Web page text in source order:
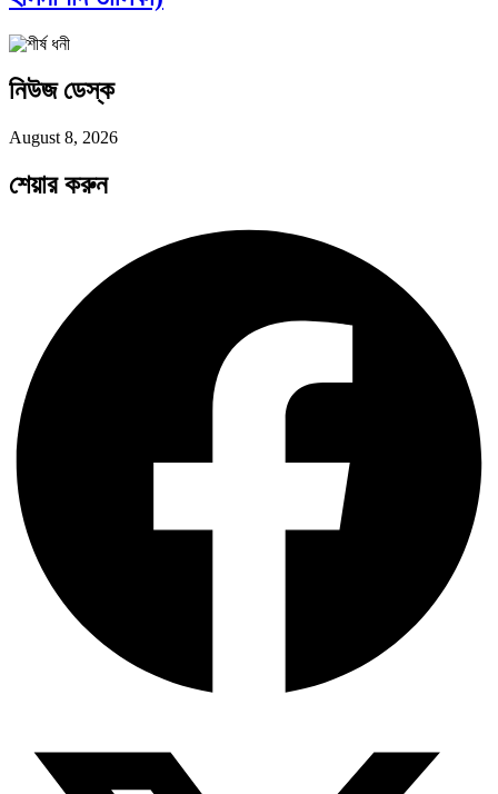
সব সভ্যতারই তো পতন হয়:…
পদ্মা সেতু ও রেল সংযোগ…
বৈশ্বিক অর্থব্যবস্থা, আইএমএফ-বিশ্বব্যাংক, ইসলামী
ব্যাংকিং…
অর্থ পাচারের মহাকাব্য: ১০০ ডলারের…
দক্ষিণ এশিয়ায় ‘জেন-জি’ বিপ্লব: বাংলাদেশ,…
নিউজ ডেস্ক
August 8, 2026
শেয়ার করুন